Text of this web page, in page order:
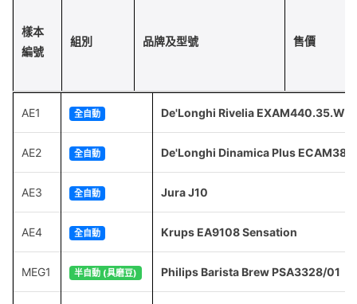
樣本
編號
組別 品牌及型號 售價
AE1 全自動 De'Longhi Rivelia EXAM440.35.W
AE2 全自動 De'Longhi Dinamica Plus
AE3 全自動 Jura J10
AE4 全自動 Krups EA9108 Sensation
MEG1 半自動 (具磨豆) Philips Barista Brew PSA3328/01